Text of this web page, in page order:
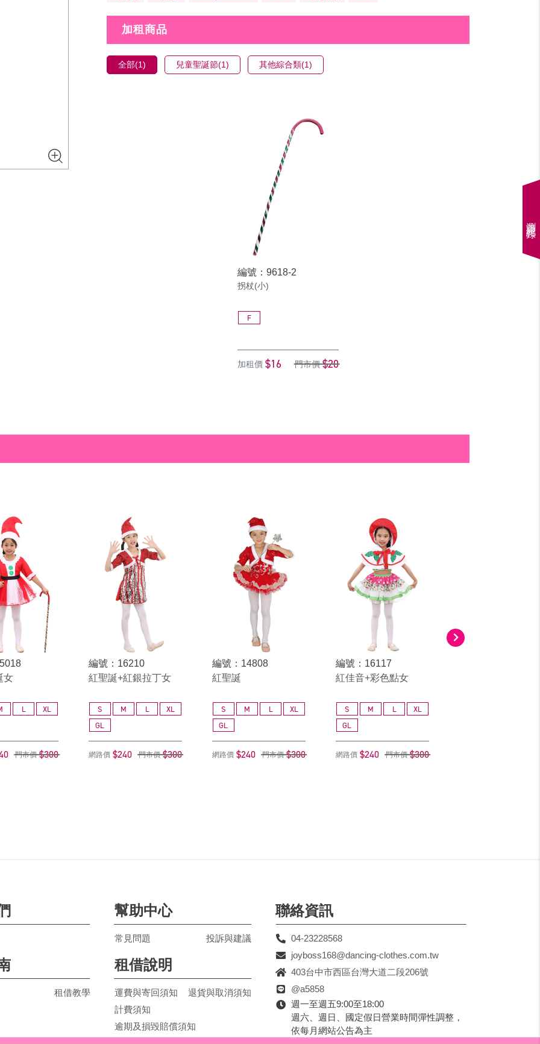
加租商品
全部(1) 兒童聖誕節(1) 其他綜合類(1)
編號：9618-2
拐杖(小)
F
加租價 $16 門市價 $20
女
L XL
門市價 $300
編號：16210
紅聖誕+紅銀拉丁女
S M L
XL
GL
網路價 $240 門市價 $300
編號：14808
紅聖誕
S M L
XL
GL
網路價 $240 門市價 $300
編號：16117
紅佳音+彩色點女
S M L
XL
GL
網路價 $240 門市價 $300
租借教學
幫助中心
常見問題 投訴與建議
租借說明
運費與寄回須知
退貨與取消須知
計費須知
逾期及損毀賠償須知
聯絡資訊
04-23228568
joyboss168@dancing-clothes.com.tw
403台中市西區台灣大道二段206號
@a5858
週一至週五9:00至18:00
週六、週日、國定假日營業時間彈性調整，
依每月網站公告為主